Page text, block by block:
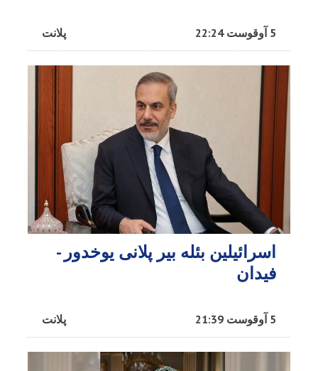
پلانت 5 آوقوست 22:24
اسرائیلین بئله بیر پلانی یوخدور -
فیدان
پلانت 5 آوقوست 21:39